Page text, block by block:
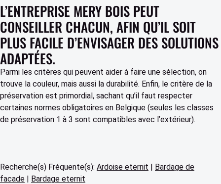
L’ENTREPRISE MERY BOIS PEUT
CONSEILLER CHACUN, AFIN QU’IL SOIT
PLUS FACILE D’ENVISAGER DES SOLUTIONS
ADAPTÉES.
Parmi les critères qui peuvent aider à faire une sélection, on
trouve la couleur, mais aussi la durabilité. Enfin, le critère de la
préservation est primordial, sachant qu’il faut respecter
certaines normes obligatoires en Belgique (seules les classes
de préservation 1 à 3 sont compatibles avec l’extérieur).
Recherche(s) Fréquente(s): Ardoise eternit | Bardage de
facade | Bardage eternit